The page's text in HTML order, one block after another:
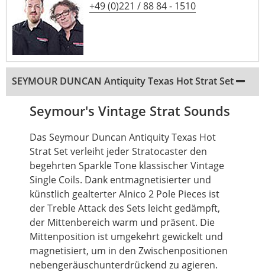
+49 (0)221 / 88 84 - 1510
SEYMOUR DUNCAN Antiquity Texas Hot Strat Set
Seymour's Vintage Strat Sounds
Das Seymour Duncan Antiquity Texas Hot
Strat Set verleiht jeder Stratocaster den
begehrten Sparkle Tone klassischer Vintage
Single Coils. Dank entmagnetisierter und
künstlich gealterter Alnico 2 Pole Pieces ist
der Treble Attack des Sets leicht gedämpft,
der Mittenbereich warm und präsent. Die
Mittenposition ist umgekehrt gewickelt und
magnetisiert, um in den Zwischenpositionen
nebengeräuschunterdrückend zu agieren.